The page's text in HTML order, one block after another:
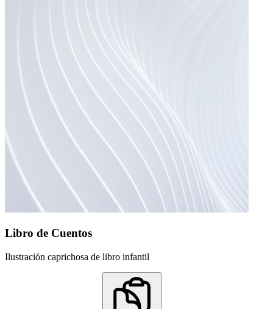
Libro de Cuentos
Ilustración caprichosa de libro infantil